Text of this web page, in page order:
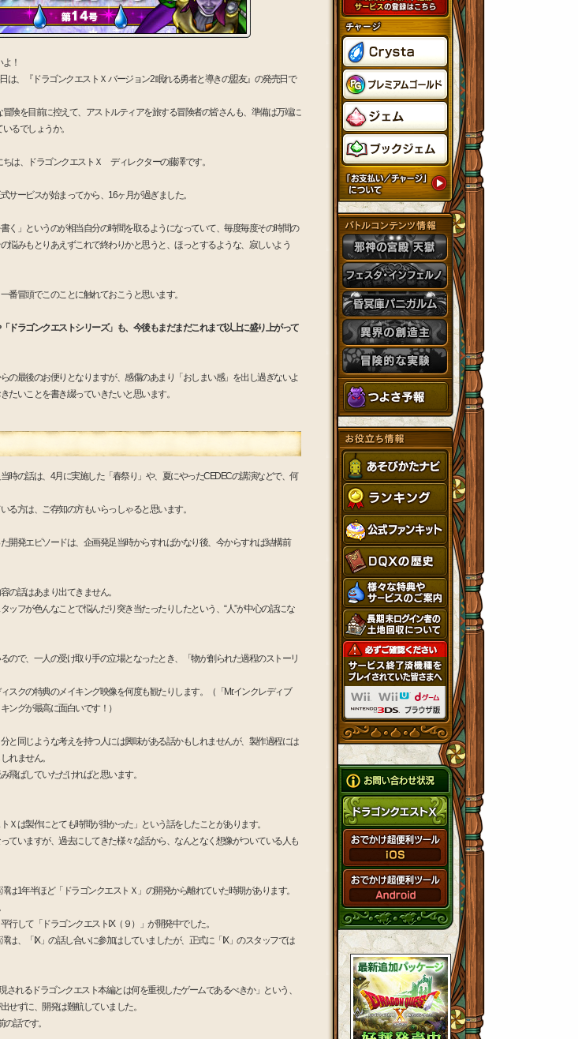
！
は、『ドラゴンクエストＸ バージョン2 眠れる勇者と導きの盟友』の発売日で
冒険を目前に控えて、アストルティアを旅する冒険者の皆さんも、準備は万端に
るでしょうか。
ちは、ドラゴンクエストＸ ディレクターの藤澤です。
サービスが始まってから、16ヶ月が過ぎました。
く」というのが相当自分の時間を取るようになっていて、毎度毎度その時間の
悩みもとりあえずこれで終わりかと思うと、ほっとするような、寂しいよう
番冒頭でこのことに触れておこうと思います。
ドラゴンクエストシリーズ」も、今後もまだまだこれまで以上に盛り上がって
の最後のお便りとなりますが、感傷のあまり「おしまい感」を出し過ぎないよ
たいことを書き綴っていきたいと思います。
時の話は、4月に実施した「春祭り」や、夏にやったCEDECの講演などで、何
る方は、ご存知の方もいらっしゃると思います。
開発エピソードは、企画発足当時からすればかなり後、今からすれば結構前
の話はあまり出てきません。
ッフが色んなことで悩んだり突き当たったりしたという、“人”が中心の話にな
ので、一人の受け取り手の立場となったとき、「物が創られた過程のストーリ
スクの特典のメイキング映像を何度も観たりします。（「Mr.インクレディブ
ングが最高に面白いです！）
と同じような考えを持つ人には興味がある話かもしれませんが、製作過程には
れません。
飛ばしていただければと思います。
Ｘは製作にとても時間が掛かった」という話をしたことがあります。
ていますが、過去にしてきた様々な話から、なんとなく想像がついている人も
は1年半ほど「ドラゴンクエストＸ」の開発から離れていた時期があります。
行して「ドラゴンクエストIX（９）」が開発中でした。
は、「IX」の話し合いに参加はしていましたが、正式に「IX」のスタッフでは
されるドラゴンクエスト本編とは何を重視したゲームであるべきか」という、
せずに、開発は難航していました。
話です。